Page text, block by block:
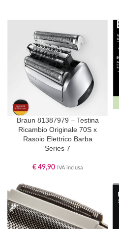
Braun 81387979 – Testina
Ricambio Originale 70S x
Rasoio Elettrico Barba
Series 7
€ 49,90 IVA inclusa